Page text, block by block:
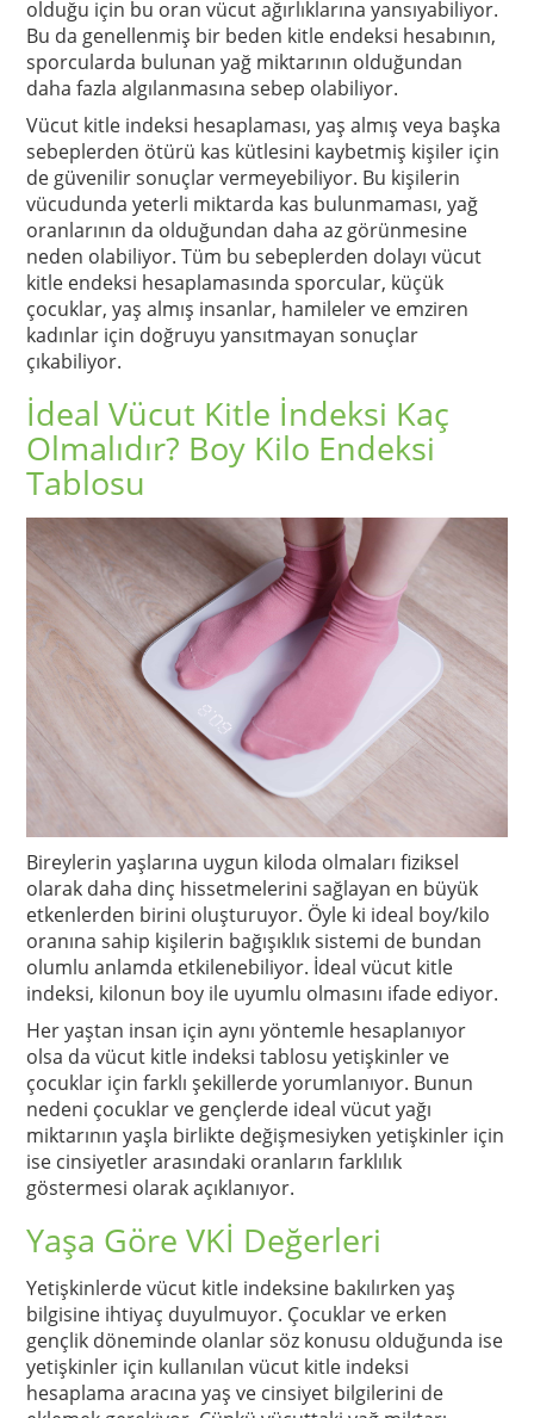
olduğu için bu oran vücut ağırlıklarına yansıyabiliyor.
Bu da genellenmiş bir beden kitle endeksi hesabının,
sporcularda bulunan yağ miktarının olduğundan
daha fazla algılanmasına sebep olabiliyor.
Vücut kitle indeksi hesaplaması, yaş almış veya başka
sebeplerden ötürü kas kütlesini kaybetmiş kişiler için
de güvenilir sonuçlar vermeyebiliyor. Bu kişilerin
vücudunda yeterli miktarda kas bulunmaması, yağ
oranlarının da olduğundan daha az görünmesine
neden olabiliyor. Tüm bu sebeplerden dolayı vücut
kitle endeksi hesaplamasında sporcular, küçük
çocuklar, yaş almış insanlar, hamileler ve emziren
kadınlar için doğruyu yansıtmayan sonuçlar
çıkabiliyor.
İdeal Vücut Kitle İndeksi Kaç
Olmalıdır? Boy Kilo Endeksi
Tablosu
Bireylerin yaşlarına uygun kiloda olmaları fiziksel
olarak daha dinç hissetmelerini sağlayan en büyük
etkenlerden birini oluşturuyor. Öyle ki ideal boy/kilo
oranına sahip kişilerin bağışıklık sistemi de bundan
olumlu anlamda etkilenebiliyor. İdeal vücut kitle
indeksi, kilonun boy ile uyumlu olmasını ifade ediyor.
Her yaştan insan için aynı yöntemle hesaplanıyor
olsa da vücut kitle indeksi tablosu yetişkinler ve
çocuklar için farklı şekillerde yorumlanıyor. Bunun
nedeni çocuklar ve gençlerde ideal vücut yağı
miktarının yaşla birlikte değişmesiyken yetişkinler için
ise cinsiyetler arasındaki oranların farklılık
göstermesi olarak açıklanıyor.
Yaşa Göre VKİ Değerleri
Yetişkinlerde vücut kitle indeksine bakılırken yaş
bilgisine ihtiyaç duyulmuyor. Çocuklar ve erken
gençlik döneminde olanlar söz konusu olduğunda ise
yetişkinler için kullanılan vücut kitle indeksi
hesaplama aracına yaş ve cinsiyet bilgilerini de